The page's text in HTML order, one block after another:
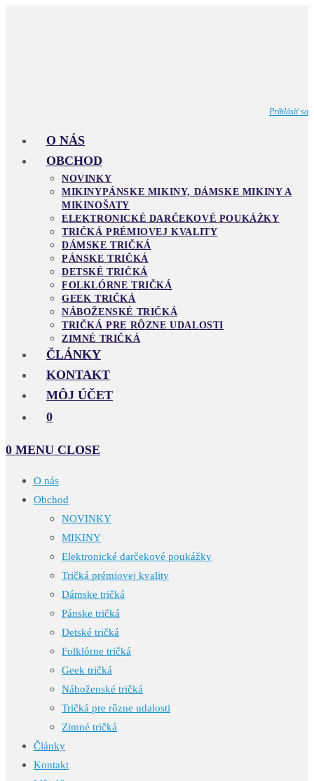
Prihlásiť sa
O NÁS
OBCHOD
NOVINKY
MIKINYPÁNSKE MIKINY, DÁMSKE MIKINY A
MIKINOŠATY
ELEKTRONICKÉ DARČEKOVÉ POUKÁŽKY
TRIČKÁ PRÉMIOVEJ KVALITY
DÁMSKE TRIČKÁ
PÁNSKE TRIČKÁ
DETSKÉ TRIČKÁ
FOLKLÓRNE TRIČKÁ
GEEK TRIČKÁ
NÁBOŽENSKÉ TRIČKÁ
TRIČKÁ PRE RÔZNE UDALOSTI
ZIMNÉ TRIČKÁ
ČLÁNKY
KONTAKT
MÔJ ÚČET
0
0 MENU CLOSE
O nás
Obchod
NOVINKY
MIKINY
Elektronické darčekové poukážky
Tričká prémiovej kvality
Dámske tričká
Pánske tričká
Detské tričká
Folklórne tričká
Geek tričká
Náboženské tričká
Tričká pre rôzne udalosti
Zimné tričká
Články
Kontakt